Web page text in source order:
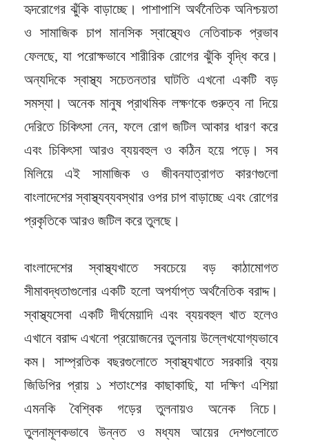
হৃদরোগের ঝুঁকি বাড়াচ্ছে। পাশাপাশি অর্থনৈতিক অনিশ্চয়তা
ও সামাজিক চাপ মানসিক স্বাস্থ্যেও নেতিবাচক প্রভাব
ফেলছে, যা পরোক্ষভাবে শারীরিক রোগের ঝুঁকি বৃদ্ধি করে।
অন্যদিকে স্বাস্থ্য সচেতনতার ঘাটতি এখনো একটি বড়
সমস্যা। অনেক মানুষ প্রাথমিক লক্ষণকে গুরুত্ব না দিয়ে
দেরিতে চিকিৎসা নেন, ফলে রোগ জটিল আকার ধারণ করে
এবং চিকিৎসা আরও ব্যয়বহুল ও কঠিন হয়ে পড়ে। সব
মিলিয়ে এই সামাজিক ও জীবনযাত্রাগত কারণগুলো
বাংলাদেশের স্বাস্থ্যব্যবস্থার ওপর চাপ বাড়াচ্ছে এবং রোগের
প্রকৃতিকে আরও জটিল করে তুলছে।
বাংলাদেশের স্বাস্থ্যখাতে সবচেয়ে বড় কাঠামোগত
সীমাবদ্ধতাগুলোর একটি হলো অপর্যাপ্ত অর্থনৈতিক বরাদ্দ।
স্বাস্থ্যসেবা একটি দীর্ঘমেয়াদি এবং ব্যয়বহুল খাত হলেও
এখানে বরাদ্দ এখনো প্রয়োজনের তুলনায় উল্লেখযোগ্যভাবে
কম। সাম্প্রতিক বছরগুলোতে স্বাস্থ্যখাতে সরকারি ব্যয়
জিডিপির প্রায় ১ শতাংশের কাছাকাছি, যা দক্ষিণ এশিয়া
এমনকি বৈশ্বিক গড়ের তুলনায়ও অনেক নিচে।
তুলনামূলকভাবে উন্নত ও মধ্যম আয়ের দেশগুলোতে